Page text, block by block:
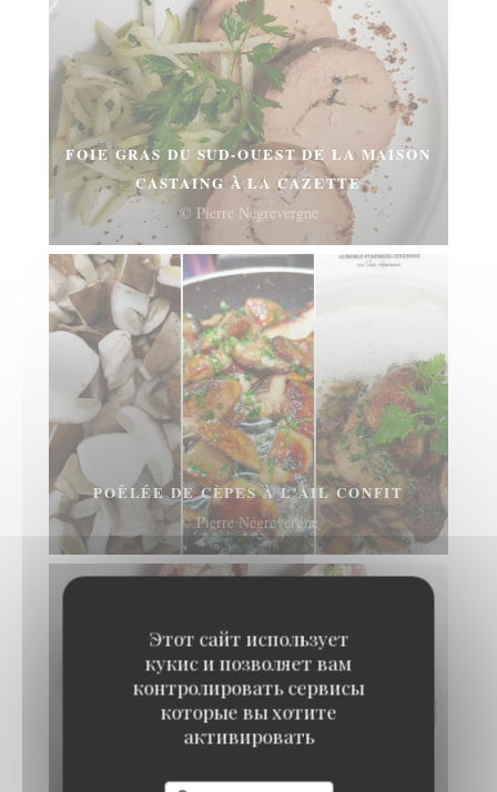
Этот сайт использует
кукис и позволяет вам
контролировать сервисы
которые вы хотите
активировать
FOIE GRAS DU SUD-OUEST DE LA MAISON
CASTAING À LA CAZETTE
© Pierre Négrevergne
POÊLÉE DE CÈPES À L'AIL CONFIT
© Pierre Négrevergne